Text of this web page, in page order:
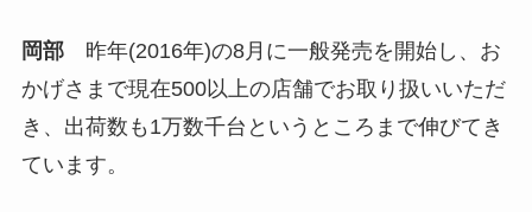
岡部昨年(2016年)の8月に一般発売を開始し、お
かげさまで現在500以上の店舗でお取り扱いいただ
き、出荷数も1万数千台というところまで伸びてき
ています。